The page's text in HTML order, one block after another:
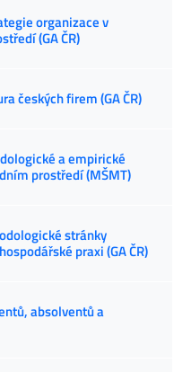
organizace v
(GA ČR)
českých firem (GA ČR)
a empirické
prostředí (MŠMT)
stránky
praxi (GA ČR)
absolventů a